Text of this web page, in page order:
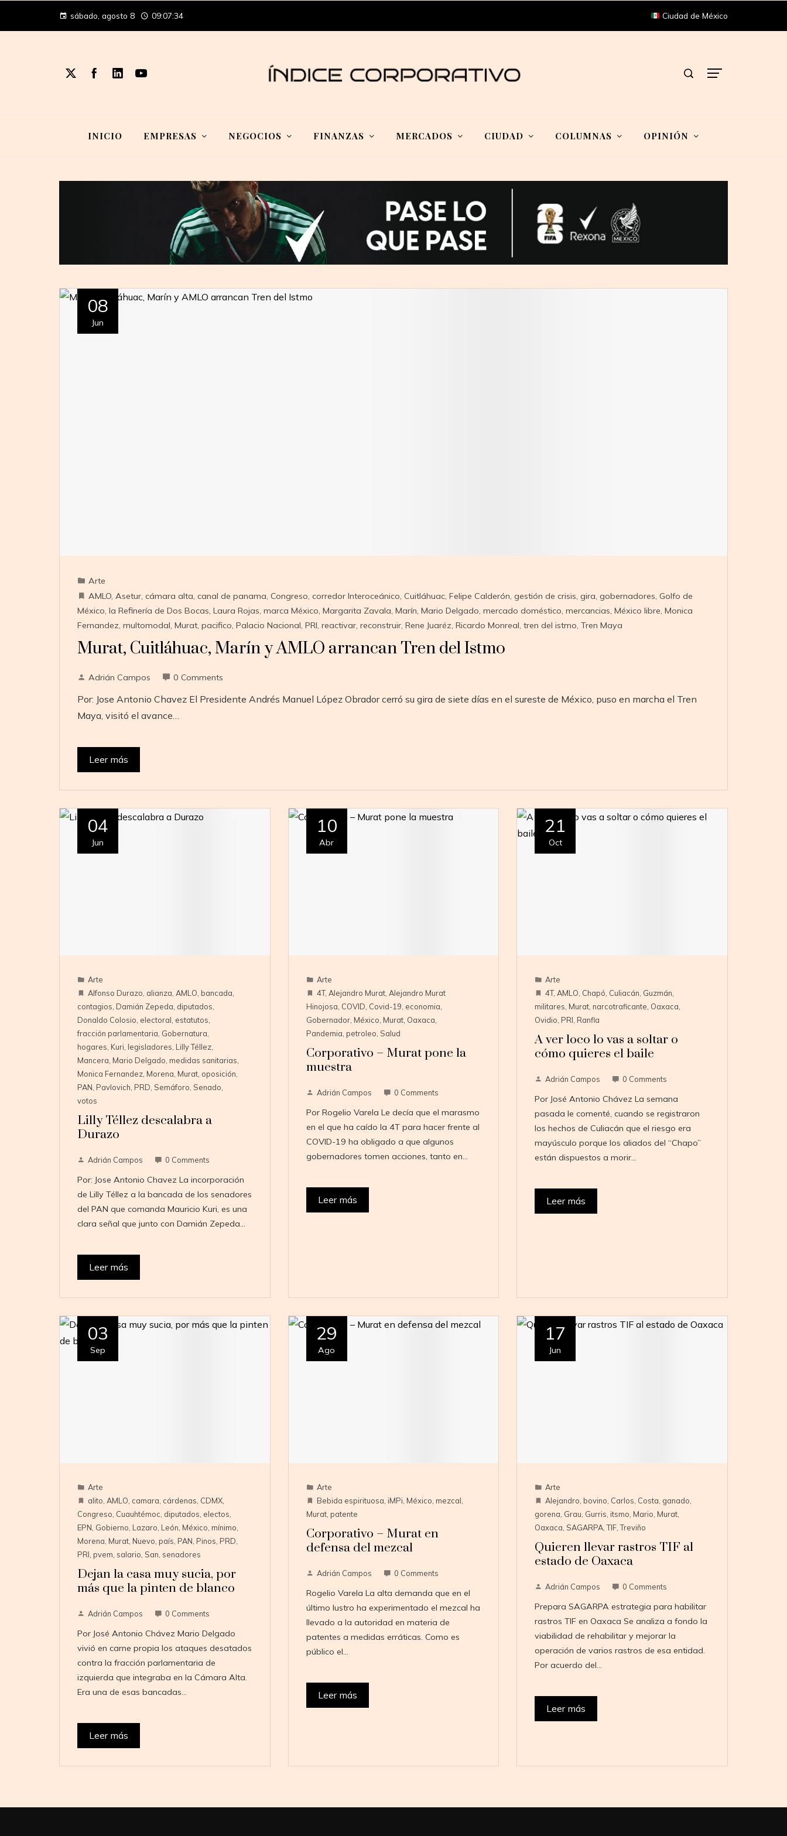
sábado, agosto 8 09:07:34 Ciudad de México
INICIO EMPRESAS NEGOCIOS FINANZAS MERCADOS CIUDAD COLUMNAS OPINIÓN
08
Jun
Arte
AMLO, Asetur, cámara alta, canal de panama, Congreso, corredor Interoceánico, Cuitláhuac, Felipe Calderón, gestión de crisis, gira, gobernadores, Golfo de
México, la Refinería de Dos Bocas, Laura Rojas, marca México, Margarita Zavala, Marín, Mario Delgado, mercado doméstico, mercancias, México libre, Monica
Fernandez, multomodal, Murat, pacifico, Palacio Nacional, PRI, reactivar, reconstruir, Rene Juaréz, Ricardo Monreal, tren del istmo, Tren Maya
Murat, Cuitláhuac, Marín y AMLO arrancan Tren del Istmo
Adrián Campos 0 Comments
Por: Jose Antonio Chavez El Presidente Andrés Manuel López Obrador cerró su gira de siete días en el sureste de México, puso en marcha el Tren
Maya, visitó el avance…
Leer más
04
Jun
Arte
Alfonso Durazo alianza AMLO bancada
contagios Damián Zepeda diputados
Donaldo Colosio electoral estatutos
fracción parlamentaria Gobernatura
hogares Kuri legisladores Lilly Téllez,
Mancera Mario Delgado medidas sanitarias
Monica Fernandez, Morena Murat, oposición
PAN Pavlovich PRD Semáforo Senado
votos
Lilly Téllez descalabra a
Durazo
Adrián Campos 0 Comments
Por: Jose Antonio Chavez La incorporación
de Lilly Téllez a la bancada de los senadores
del PAN que comanda Mauricio Kuri, es una
clara señal que junto con Damián Zepeda…
Leer más
10
Abr
Arte
4T, Alejandro Murat, Alejandro Murat
Hinojosa COVID Covid-19 economia
Gobernador, México Murat, Oaxaca
Pandemia petroleo Salud
Corporativo – Murat pone la
muestra
Adrián Campos 0 Comments
Por Rogelio Varela Le decía que el marasmo
en el que ha caído la 4T para hacer frente al
COVID-19 ha obligado a que algunos
gobernadores tomen acciones, tanto en…
Leer más
21
Oct
Arte
4T,AMLO Chapó Culiacán Guzmán
militares Murat ,narcotraficante Oaxaca
Ovidio PRI Ranfla
A ver loco lo vas a soltar o
cómo quieres el baile
Adrián Campos 0 Comments
Por José Antonio Chávez La semana
pasada le comenté, cuando se registraron
los hechos de Culiacán que el riesgo era
mayúsculo porque los aliados del “Chapo”
están dispuestos a morir…
Leer más
03
Sep
Arte
alito, AMLO, camara, cárdenas, CDMX,
Congreso, Cuauhtémoc, diputados, electos,
EPN, Gobierno, Lazaro, León, México, mínimo,
Morena, Murat, Nuevo, país, PAN, Pinos, PRD,
PRI, pvem, salario, San, senadores
Dejan la casa muy sucia, por
más que la pinten de blanco
Adrián Campos 0 Comments
Por José Antonio Chávez Mario Delgado
vivió en carne propia los ataques desatados
contra la fracción parlamentaria de
izquierda que integraba en la Cámara Alta.
Era una de esas bancadas…
Leer más
29
Ago
Arte
Bebida espirituosa, iMPi, México, mezcal,
Murat, patente
Corporativo – Murat en
defensa del mezcal
Adrián Campos 0 Comments
Rogelio Varela La alta demanda que en el
último lustro ha experimentado el mezcal ha
llevado a la autoridad en materia de
patentes a medidas erráticas. Como es
público el…
Leer más
17
Jun
Arte
Alejandro, bovino, Carlos, Costa, ganado,
gorena, Grau, Gurris, itsmo, Mario, Murat,
Oaxaca, SAGARPA,TIF,Treviño
Quieren llevar rastros TIF al
estado de Oaxaca
Adrián Campos 0 Comments
Prepara SAGARPA estrategia para habilitar
rastros TIF en Oaxaca Se analiza a fondo la
viabilidad de rehabilitar y mejorar la
operación de varios rastros de esa entidad.
Por acuerdo del…
Leer más